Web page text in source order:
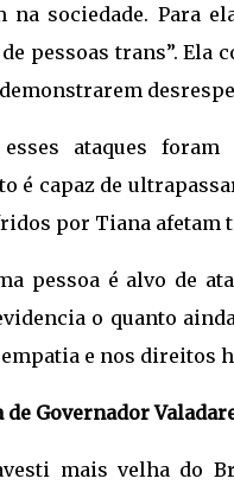
sociedade. Para
pessoas trans”. Ela
ataques
é capaz de
por Tiana afetam
pessoa é alvo de
o quanto
e nos direitos
Governador
mais velha do